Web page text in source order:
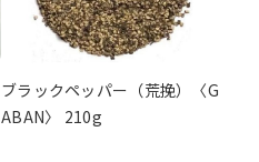
ブラックペッパー（荒挽）〈G
ABAN〉 210g